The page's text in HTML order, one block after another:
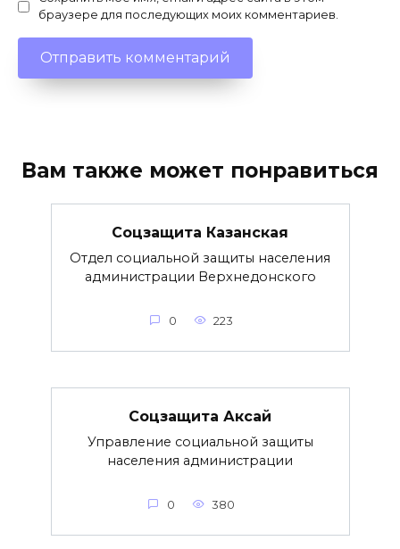
браузере для последующих моих комментариев.
Вам также может понравиться
Соцзащита Казанская
Отдел социальной защиты населения
администрации Верхнедонского
0 223
Соцзащита Аксай
Управление социальной защиты
населения администрации
0 380